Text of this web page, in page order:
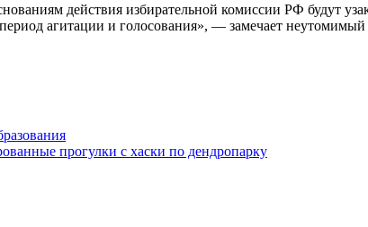
действия избирательной комиссии РФ будут
агитации и голосования», — замечает
прогулки с хаски по дендропарку